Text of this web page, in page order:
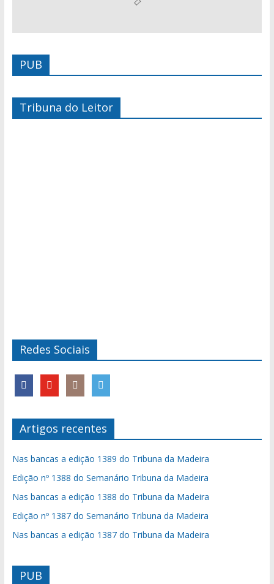
PUB
Tribuna do Leitor
Redes Sociais
Artigos recentes
Nas bancas a edição 1389 do Tribuna da Madeira
Edição nº 1388 do Semanário Tribuna da Madeira
Nas bancas a edição 1388 do Tribuna da Madeira
Edição nº 1387 do Semanário Tribuna da Madeira
Nas bancas a edição 1387 do Tribuna da Madeira
PUB